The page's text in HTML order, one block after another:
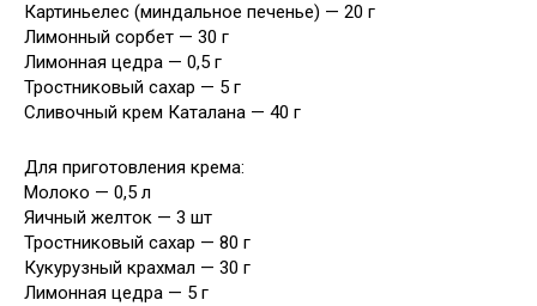
Картиньелес (миндальное печенье) — 20 г
Лимонный сорбет — 30 г
Лимонная цедра — 0,5 г
Тростниковый сахар — 5 г
Сливочный крем Каталана — 40 г
Для приготовления крема:
Молоко — 0,5 л
Яичный желток — 3 шт
Тростниковый сахар — 80 г
Кукурузный крахмал — 30 г
Лимонная цедра — 5 г